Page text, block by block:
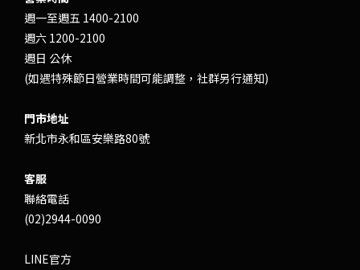
週一至週五 1400-2100
週六 1200-2100
週日 公休
(如遇特殊節日營業時間可能調整，社群另行通知)
門市地址
新北市永和區安樂路80號
客服
聯絡電話
(02)2944-0090
LINE官方